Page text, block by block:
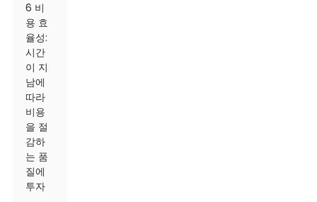
6 비
용 효
율성:
시간
이 지
남에
따라
비용
을 절
감하
는 품
질에
투자